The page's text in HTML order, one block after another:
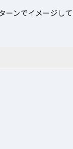
ンでイメージして